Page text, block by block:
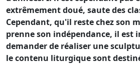
extrêmement doué, saute des
Cependant, qu'il reste chez son
prenne son indépendance, il est
demander de réaliser une
le contenu liturgique sont